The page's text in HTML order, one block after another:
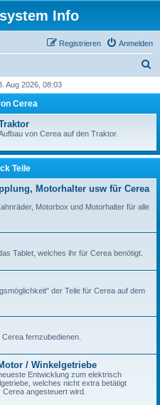
Info
Anmelden
Registrieren
h
Aug 2026, 08:03
Cerea
von Cerea auf den Traktor.
Teile
Motorhalter usw für Cerea
Motorbox und Motorhalter für alle
Tablet, welches ihr für Cerea benötigt.
der Teile für Cerea auf dem
fernzubedienen.
/ Winkelgetriebe
Entwicklung zum elektrisch
welches nicht extra betätigt
angesteuert wird.